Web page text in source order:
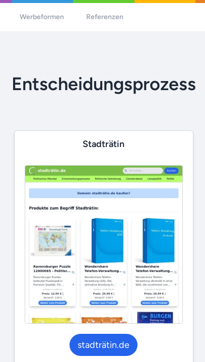
Werbeformen Referenzen
Entscheidungsprozess
Stadträtin
stadträtin.de